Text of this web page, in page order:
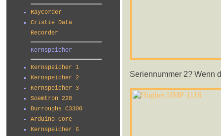
Raycorder
Cristie Data
Recorder
Kernspeicher
Kernspeicher 1
Kernspeicher 2
Kernspeicher 3
Soemtron 220
Burroughs C3300
Arduino Core
Kernspeicher 6
Seriennummer 2? Wenn